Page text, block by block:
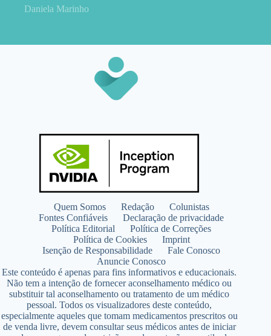
Daniela Marinho
Quem Somos Redação
Colunistas
Fontes Confiáveis
Declaração de privacidade
Política Editorial
Política de Correções
Política de Cookies
Imprint
Isenção de Responsabilidade
Fale Conosco
Anuncie Conosco
Este conteúdo é apenas para fins informativos e educacionais.
Não tem a intenção de fornecer aconselhamento médico ou
substituir tal aconselhamento ou tratamento de um médico
pessoal. Todos os visualizadores deste conteúdo,
especialmente aqueles que tomam medicamentos prescritos ou
de venda livre, devem consultar seus médicos antes de iniciar